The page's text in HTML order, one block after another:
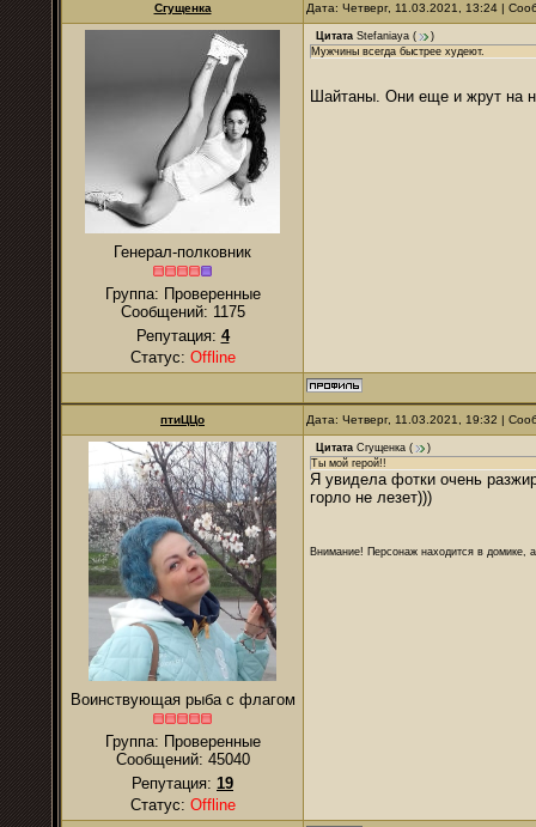
Сгущенка Дата: Четверг, 11.03.2021, 13:24 |
Генерал-полковник
Группа: Проверенные
Сообщений: 1175
Репутация: 4
Статус: Offline
Цитата Stefaniaya (
)
Мужчины всегда быстрее худеют.
Шайтаны. Они еще и жрут на
птиЦЦо Дата: Четверг, 11.03.2021, 19:32 |
Воинствующая рыба с флагом
Группа: Проверенные
Сообщений: 45040
Репутация: 19
Статус: Offline
Цитата Сгущенка (
)
Ты мой герой!!
Я увидела фотки очень
горло не лезет)))
Внимание! Персонаж находится в домике,